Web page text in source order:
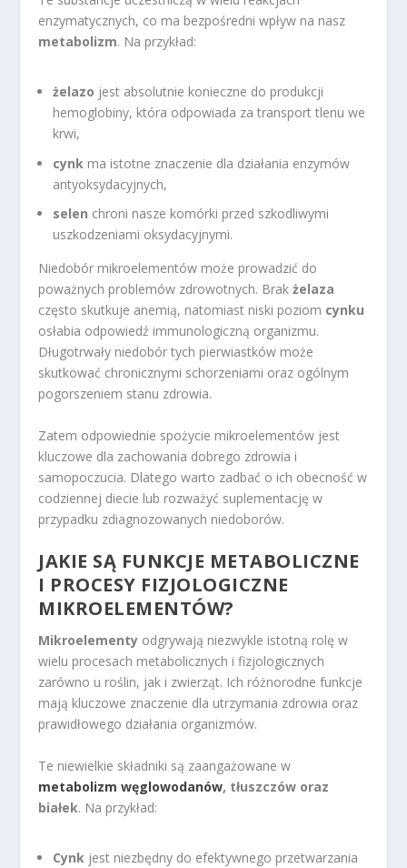
enzymatycznych, co ma bezpośredni wpływ na nasz
metabolizm. Na przykład:
żelazo jest absolutnie konieczne do produkcji
hemoglobiny, która odpowiada za transport tlenu we
krwi,
cynk ma istotne znaczenie dla działania enzymów
antyoksydacyjnych,
selen chroni nasze komórki przed szkodliwymi
uszkodzeniami oksydacyjnymi.
Niedobór mikroelementów może prowadzić do
poważnych problemów zdrowotnych. Brakżelaza
często skutkuje anemią, natomiast niski poziom cynku
osłabia odpowiedź immunologiczną organizmu.
Długotrwały niedobór tych pierwiastków może
skutkować chronicznymi schorzeniami oraz ogólnym
pogorszeniem stanu zdrowia.
Zatem odpowiednie spożycie mikroelementów jest
kluczowe dla zachowania dobrego zdrowia i
samopoczucia. Dlatego warto zadbać o ich obecność w
codziennej diecie lub rozważyć suplementację w
przypadku zdiagnozowanych niedoborów.
JAKIE SĄ FUNKCJE METABOLICZNE
I PROCESY FIZJOLOGICZNE
MIKROELEMENTÓW?
Mikroelementy odgrywają niezwykle istotną rolę w
wielu procesach metabolicznych i fizjologicznych
zarówno u roślin, jak i zwierząt. Ich różnorodne funkcje
mają kluczowe znaczenie dla utrzymania zdrowia oraz
prawidłowego działania organizmów.
Te niewielkie składniki są zaangażowane w
metabolizm węglowodanów, tłuszczów oraz
białek. Na przykład:
Cynk jest niezbędny do efektywnego przetwarzania